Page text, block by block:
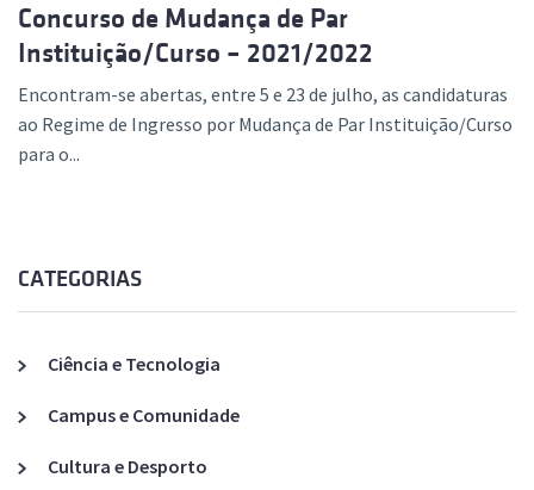
Concurso de Mudança de Par
Instituição/Curso – 2021/2022
Encontram-se abertas, entre 5 e 23 de julho, as candidaturas
ao Regime de Ingresso por Mudança de Par Instituição/Curso
para o...
CATEGORIAS
Ciência e Tecnologia
Campus e Comunidade
Cultura e Desporto